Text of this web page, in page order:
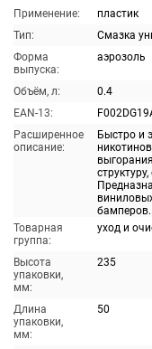
Применение:
пластик
Тип:
Смазка
Форма
выпуска:
аэрозоль
Объём, л:
0.4
EAN-13:
Расширенное
описание:
Быстро и
Товарная
группа:
уход и
Высота
упаковки,
мм:
235
Длина
упаковки,
мм:
50